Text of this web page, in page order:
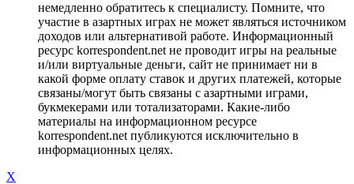
немедленно обратитесь к специалисту. Помните, что
участие в азартных играх не может являться источником
доходов или альтернативой работе. Информационный
ресурс korrespondent.net не проводит игры на реальные
и/или виртуальные деньги, сайт не принимает ни в
какой форме оплату ставок и других платежей, которые
связаны/могут быть связаны с азартными играми,
букмекерами или тотализаторами. Какие-либо
материалы на информационном ресурсе
korrespondent.net публикуются исключительно в
информационных целях.
X